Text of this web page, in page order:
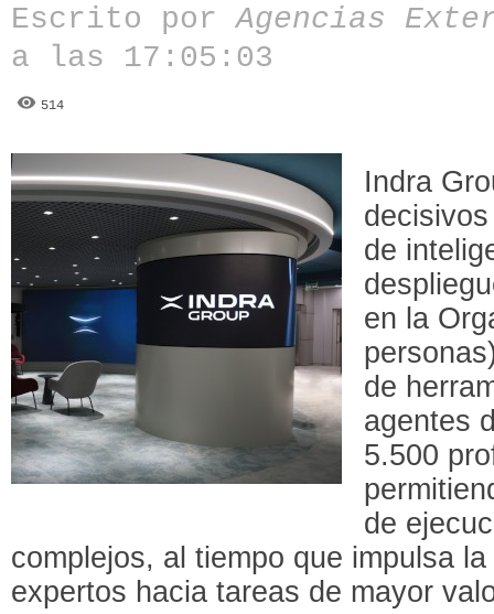
Escrito porAgencias
a las 17:05:03
514
Indra
de
en la
de
agentes
5.500
de
complejos, al tiempo que impulsa
expertos hacia tareas de mayor